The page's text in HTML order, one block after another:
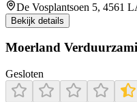
De Vosplantsoen 5, 4561
Bekijk details
Moerland
Gesloten